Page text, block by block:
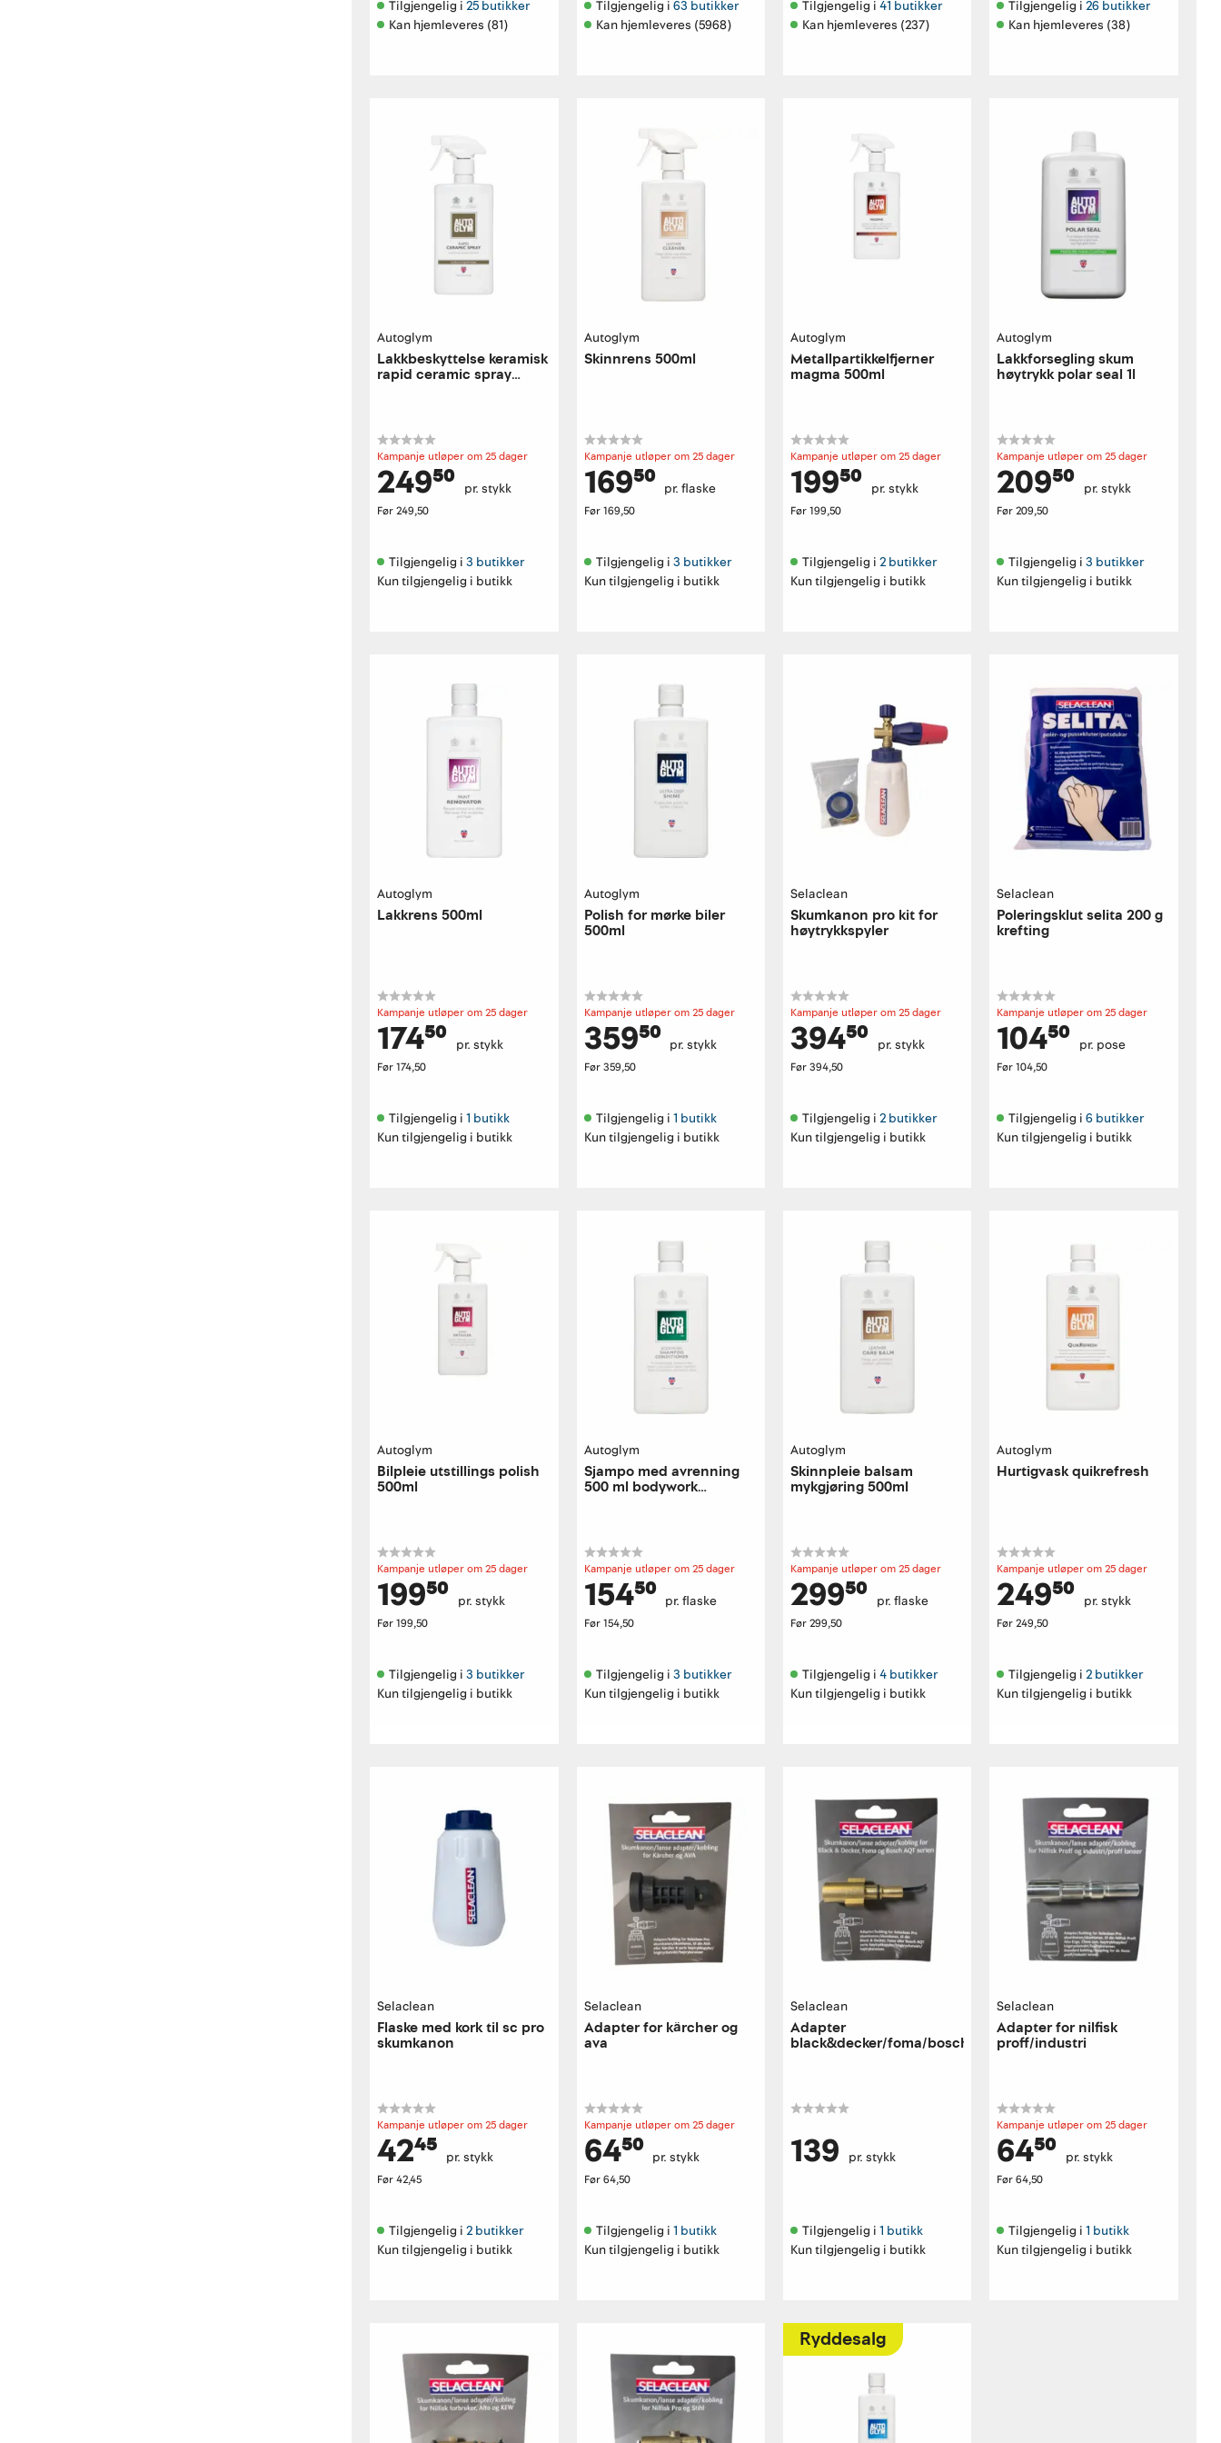
Tilgjengelig i 25 butikker
Kan hjemleveres (81)
Tilgjengelig i 63 butikker
Kan hjemleveres (5968)
Tilgjengelig i 41 butikker
Kan hjemleveres (237)
Tilgjengelig i 26 butikker
Kan hjemleveres (38)
Autoglym
Lakkbeskyttelse keramisk
rapid ceramic spray
Kampanje utløper om 25 dager
249⁵⁰ pr. stykk
Før249,50
Tilgjengelig i 3 butikker
Kun tilgjengelig i butikk
Autoglym
Skinnrens 500ml
Kampanje utløper om 25 dager
169⁵⁰ pr. flaske
Før 169,50
Tilgjengelig i 3 butikker
Kun tilgjengelig i butikk
Autoglym
Metallpartikkelfjerner
magma 500ml
Kampanje utløper om 25 dager
199⁵⁰ pr. stykk
Før199,50
Tilgjengelig i 2 butikker
Kun tilgjengelig i butikk
Autoglym
Lakkforsegling skum
høytrykk polar seal 1l
Kampanje utløper om 25 dager
209⁵⁰ pr. stykk
Før 209,50
Tilgjengelig i 3 butikker
Kun tilgjengelig i butikk
Autoglym
Lakkrens 500ml
Kampanje utløper om 25 dager
174⁵⁰ pr. stykk
Før174,50
Tilgjengelig i 1 butikk
Kun tilgjengelig i butikk
Autoglym
Polish for mørke biler
500ml
Kampanje utløper om 25 dager
359⁵⁰ pr. stykk
Før 359,50
Tilgjengelig i 1 butikk
Kun tilgjengelig i butikk
Selaclean
Skumkanon pro kit for
høytrykkspyler
Kampanje utløper om 25 dager
394⁵⁰ pr. stykk
Før394,50
Tilgjengelig i 2 butikker
Kun tilgjengelig i butikk
Selaclean
Poleringsklut selita 200 g
krefting
Kampanje utløper om 25 dager
104⁵⁰ pr. pose
Før 104,50
Tilgjengelig i 6 butikker
Kun tilgjengelig i butikk
Autoglym
Bilpleie utstillings polish
500ml
Kampanje utløper om 25 dager
199⁵⁰ pr. stykk
Før199,50
Tilgjengelig i 3 butikker
Kun tilgjengelig i butikk
Autoglym
Sjampo med avrenning
500 ml bodywork
Kampanje utløper om 25 dager
154⁵⁰ pr. flaske
Før 154,50
Tilgjengelig i 3 butikker
Kun tilgjengelig i butikk
Autoglym
Skinnpleie balsam
mykgjøring 500ml
Kampanje utløper om 25 dager
299⁵⁰ pr. flaske
Før299,50
Tilgjengelig i 4 butikker
Kun tilgjengelig i butikk
Autoglym
Hurtigvask quikrefresh
Kampanje utløper om 25 dager
249⁵⁰ pr. stykk
Før 249,50
Tilgjengelig i 2 butikker
Kun tilgjengelig i butikk
Selaclean
Flaske med kork til sc pro
skumkanon
Kampanje utløper om 25 dager
42⁴⁵ pr. stykk
Før42,45
Tilgjengelig i 2 butikker
Kun tilgjengelig i butikk
Selaclean
Adapter for kärcher og
ava
Kampanje utløper om 25 dager
64⁵⁰ pr. stykk
Før 64,50
Tilgjengelig i 1 butikk
Kun tilgjengelig i butikk
Selaclean
Adapter
black&decker/foma/bosch/aqt
139 pr. stykk
Tilgjengelig i 1 butikk
Kun tilgjengelig i butikk
Selaclean
Adapter for nilfisk
proff/industri
Kampanje utløper om 25 dager
64⁵⁰ pr. stykk
Før 64,50
Tilgjengelig i 1 butikk
Kun tilgjengelig i butikk
Ryddesalg